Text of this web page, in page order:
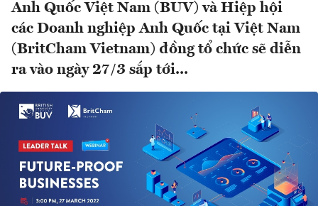
Anh Quốc Việt Nam (BUV) và Hiệp hội
các Doanh nghiệp Anh Quốc tại Việt Nam
(BritCham Vietnam) đồng tổ chức sẽ diễn
ra vào ngày 27/3 sắp tới...